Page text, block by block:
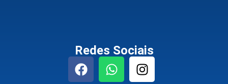
Redes Sociais